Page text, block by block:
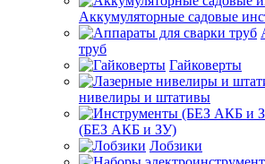
Аккумуляторные садовые
труб
Гайковерты
нивелиры и штативы
(БЕЗ АКБ и ЗУ)
Лобзики